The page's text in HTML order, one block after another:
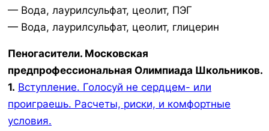
— Вода, лаурилсульфат, цеолит, ПЭГ
— Вода, лаурилсульфат, цеолит, глицерин
Пеногасители. Московская
предпрофессиональная Олимпиада Школьников.
1. Вступление. Голосуй не сердцем- или
проиграешь. Расчеты, риски, и комфортные
условия.